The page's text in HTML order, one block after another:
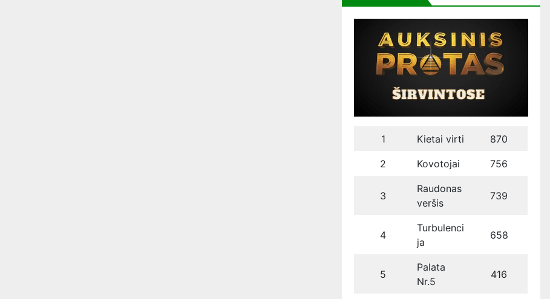
1 Kietai virti 870
2 Kovotojai 756
3
Raudonas
veršis
739
4
Turbulenci
ja
658
5
Palata
Nr.5
416